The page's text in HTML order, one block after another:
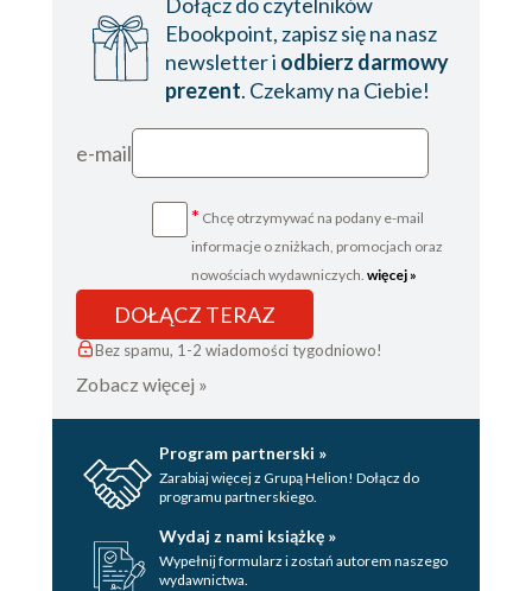
Rozdział dwudziesty dziewiąty
Rozdział trzydziesty
Rozdział trzydziesty pierwszy
Rozdział trzydziesty drugi
Rozdział trzydziesty trzeci
Rozdział trzydziesty czwarty
Rozdział trzydziesty szósty
Rozdział trzydziesty siódmy
Rozdział trzydziesty ósmy
Rozdział czterdziesty
Rozdział czterdziesty drugi
Dołącz do czytelników
Ebookpoint, zapisz się na nasz
newsletter i odbierz darmowy
prezent. Czekamy na Ciebie!
e-mail
* Chcę otrzymywać na podany e-mail
informacje o zniżkach, promocjach oraz
nowościach wydawniczych. więcej »
DOŁĄCZ TERAZ
Bez spamu, 1-2 wiadomości tygodniowo!
Zobacz więcej »
Program partnerski »
Zarabiaj więcej z Grupą Helion! Dołącz do
programu partnerskiego.
Wydaj z nami książkę »
Wypełnij formularz i zostań autorem naszego
wydawnictwa.